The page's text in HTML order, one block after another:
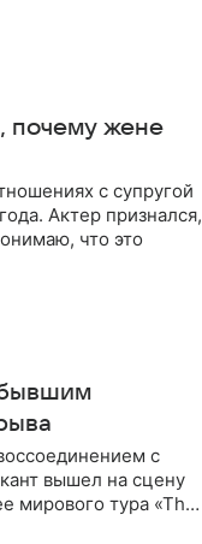
почему жене
с супругой
Актер признался,
что это
с
вышел на сцену
мирового тура «The